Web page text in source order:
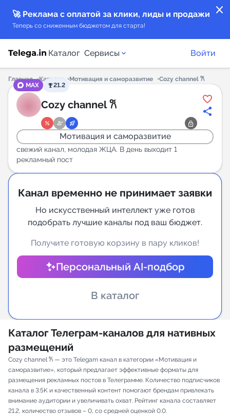
close
🚀 Реклама с оплатой за клики, лиды и продажи
Теперь со сниженным бюджетом для старта!
Каталог Сервисы
Каталог каналов
Каталог ботов
Горящие предложения
Индекс читаемости каналов в Telegram
Аналитика MAX каналов
New
Индивидуальное сопровождение
Аналитика Telegram
Войти
Главная Каталог Мотивация и саморазвитие
Cozy channel 𐙚
MAX
21.2
Cozy channel 𐙚
Мотивация и саморазвитие
свежий канал, молодая ЖЦА. В день выходит 1
рекламный пост
Канал временно не принимает заявки
Но искусственный интеллект уже готов
подобрать лучшие каналы под ваш бюджет.
Получите готовую корзину в пару кликов!
Персональный AI-подбор
В каталог
Каталог Телеграм-каналов для нативных
размещений
Cozy channel 𐙚 — это Telegam канал в категории «Мотивация и
саморазвитие», который предлагает эффективные форматы для
размещения рекламных постов в Телеграмме. Количество подписчиков
канала в 3.5K и качественный контент помогают брендам привлекать
внимание аудитории и увеличивать охват. Рейтинг канала составляет
21.2, количество отзывов – 0, со средней оценкой 0.0.